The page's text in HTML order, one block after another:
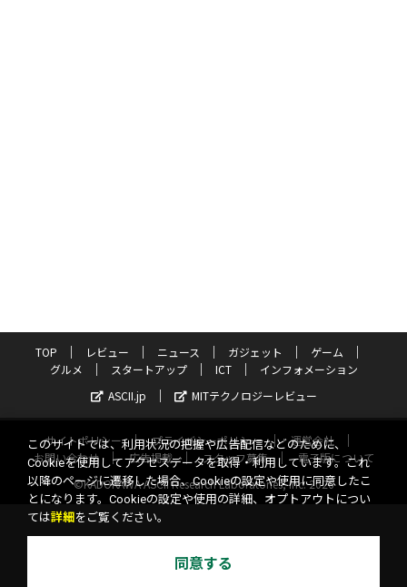
TOP レビュー ニュース ガジェット
ゲーム
グルメ
スタートアップ ICT
インフォメーション
ASCII.jp
MITテクノロジーレビュー
サイトポリシー プライバシーポリシー
運営会社
お問い合わせ
広告掲載 スタッフ募集
電子版について
©KADOKAWA ASCII Research Laboratories, Inc. 2026
このサイトでは、利用状況の把握や広告配信などのために、
Cookieを使用してアクセスデータを取得・利用しています。これ
以降のページに遷移した場合、Cookieの設定や使用に同意したこ
とになります。Cookieの設定や使用の詳細、オプトアウトについ
ては詳細 をご覧ください。
同意する